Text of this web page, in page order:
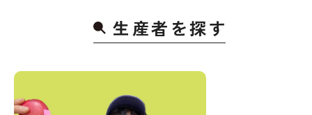
生産者を探す